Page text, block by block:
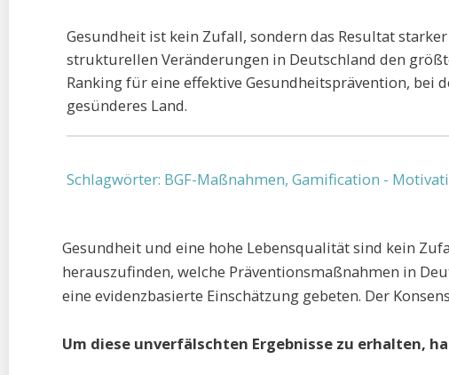
Gesundheit ist kein Zufall, sondern das Resultat
strukturellen Veränderungen in Deutschland den
Ranking für eine effektive Gesundheitsprävention,
gesünderes Land.
Schlagwörter: BGF-Maßnahmen, Gamification -
Gesundheit und eine hohe Lebensqualität sind kein
herauszufinden, welche Präventionsmaßnahmen in
eine evidenzbasierte Einschätzung gebeten. Der
Um diese unverfälschten Ergebnisse zu erhalten,